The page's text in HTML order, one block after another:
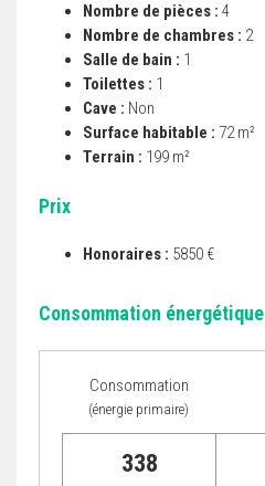
Nombre de pièces : 4
Nombre de chambres : 2
Salle de bain : 1
Toilettes : 1
Cave : Non
Surface habitable : 72 m²
Terrain : 199 m²
Prix
Honoraires : 5850 €
Consommation énergétique
Consommation
(énergie primaire)
338